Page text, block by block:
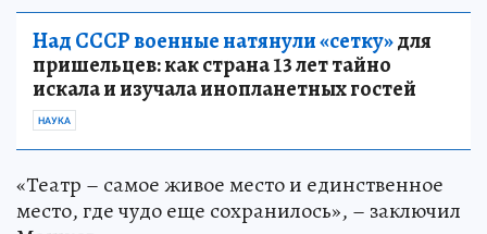
Над СССР военные натянули «сетку»для
пришельцев: как страна 13 лет тайно
искала и изучала инопланетных гостей
НАУКА
«Театр – самое живое место и единственное
место, где чудо еще сохранилось», – заключил